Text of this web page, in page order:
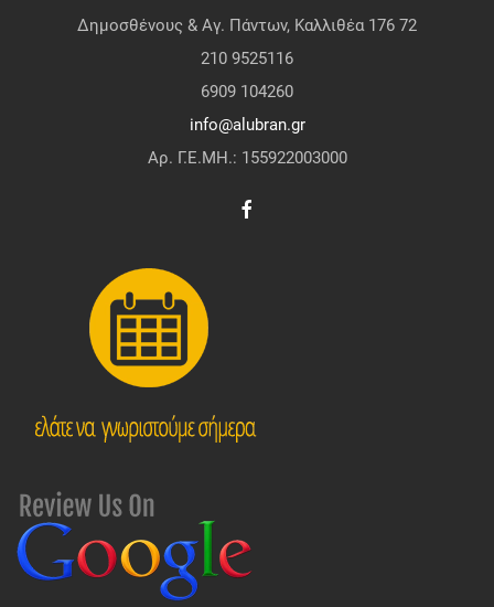
Δημοσθένους & Αγ. Πάντων, Καλλιθέα 176 72
210 9525116
6909 104260
info@alubran.gr
Αρ. Γ.Ε.ΜΗ.: 155922003000